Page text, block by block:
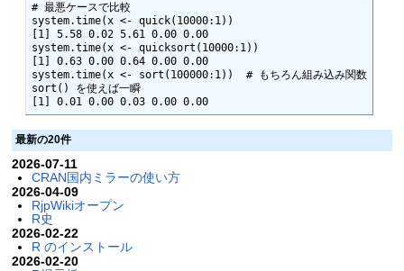
# 最悪ケースで比較
system.time(x <- quick(10000:1))
[1] 5.58 0.02 5.61 0.00 0.00
system.time(x <- quicksort(10000:1))
[1] 0.63 0.00 0.64 0.00 0.00
system.time(x <- sort(100000:1))  # もちろん組み込み関数
sort() を使えば一瞬
[1] 0.01 0.00 0.03 0.00 0.00
最新の20件
2026-07-11
CRAN国内ミラーの使い方
2026-04-09
RjpWikiオープン
R史
2026-02-22
R のインストール
2026-02-20